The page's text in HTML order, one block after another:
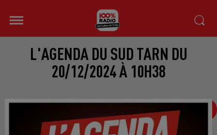
L'AGENDA DU SUD TARN DU
20/12/2024 À 10H38